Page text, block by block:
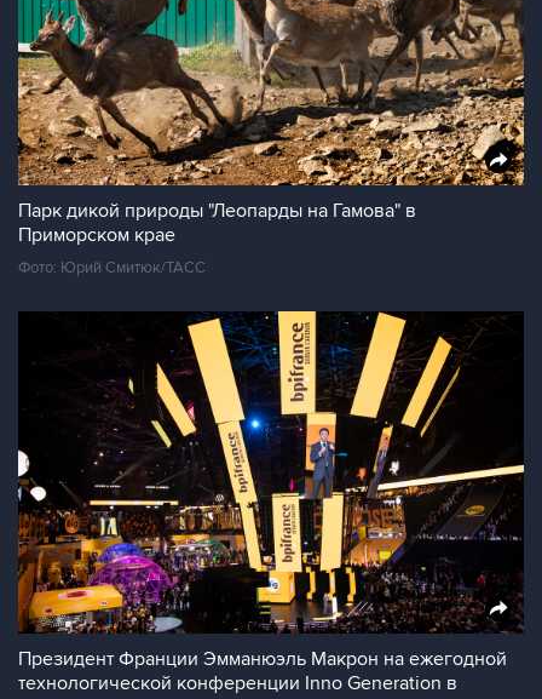
Парк дикой природы "Леопарды на Гамова" в
Приморском крае
Фото: Юрий Смитюк/ТАСС
Президент Франции Эмманюэль Макрон на ежегодной
технологической конференции Inno Generation в